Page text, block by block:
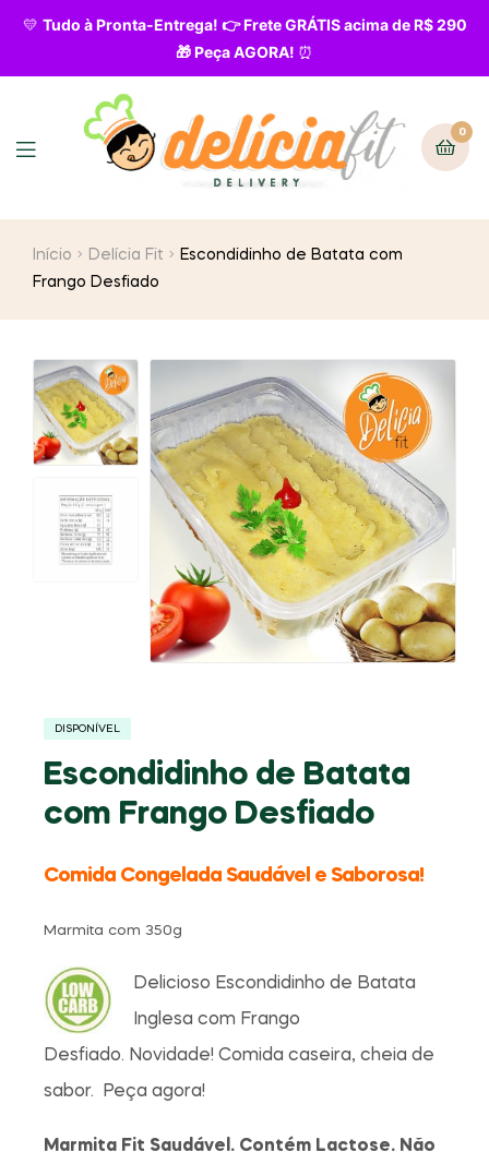
💛 Tudo à Pronta-Entrega! 👉 Frete GRÁTIS acima de R$ 290
🎁 Peça AGORA! ⏰
0
Início Delícia Fit
Escondidinho de Batata com
Frango Desfiado
DISPONÍVEL
Escondidinho de Batata
com Frango Desfiado
Comida Congelada Saudável e Saborosa!
Marmita com 350g
Delicioso Escondidinho de Batata
Inglesa com Frango
Desfiado. Novidade! Comida caseira, cheia de
sabor. Peça agora!
Marmita Fit Saudável. Contém Lactose. Não